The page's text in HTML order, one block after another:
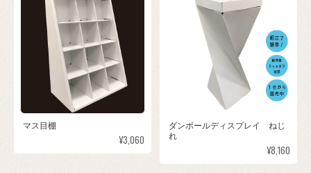
マス目棚
¥3,060
ダンボールディスプレイ ねじ
れ
¥8,160